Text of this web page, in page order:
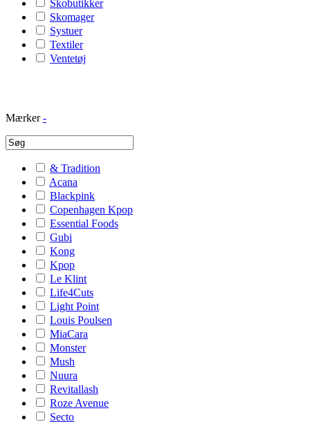
Skobutikker
Skomager
Systuer
Textiler
Ventetøj
Mærker -
& Tradition
Acana
Blackpink
Copenhagen Kpop
Essential Foods
Gubi
Kong
Kpop
Le Klint
Life4Cuts
Light Point
Louis Poulsen
MiaCara
Monster
Mush
Nuura
Revitallash
Roze Avenue
Secto